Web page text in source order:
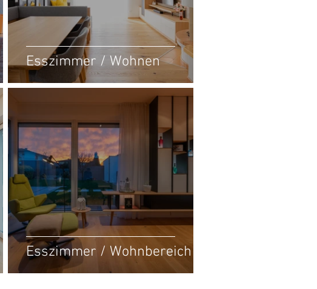
Esszimmer / Wohnen
Esszimmer / Wohnbereich